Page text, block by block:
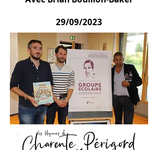
29/09/2023